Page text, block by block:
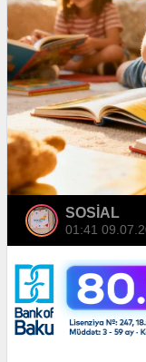
SOSİAL
01:41